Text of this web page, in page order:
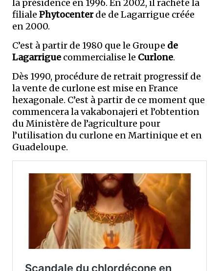
la présidence en 1996. En 2002, il rachète la
filiale Phytocenterde de Lagarrigue créée
en 2000.
C’est à partir de 1980 que le Groupe de
Lagarrigue commercialise le Curlone.
Dès 1990, procédure de retrait progressif de
la vente de curlone est mise en France
hexagonale. C’est à partir de ce moment que
commencera la vakabonajeri et l’obtention
du Ministère de l’agriculture pour
l’utilisation du curlone en Martinique et en
Guadeloupe.